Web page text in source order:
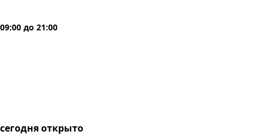
09:00 до 21:00
сегодняоткрыто